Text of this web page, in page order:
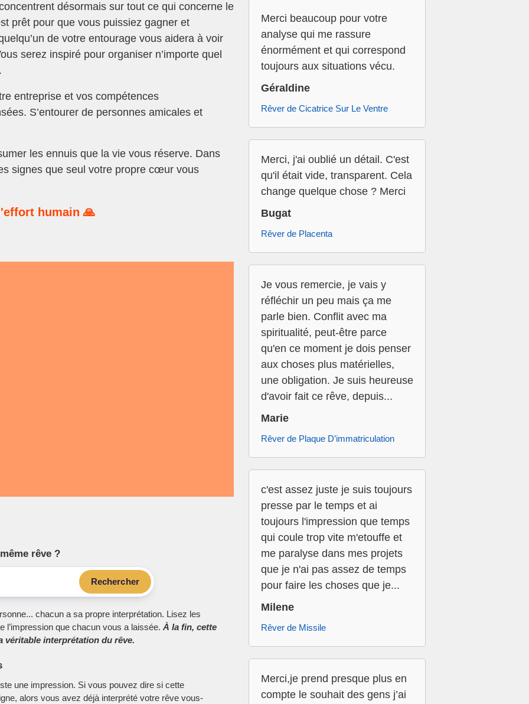
désormais sur tout ce qui concerne le
prêt pour que vous puissiez gagner et
de votre entourage vous aidera à voir
serez inspiré pour organiser n’importe quel
entreprise et vos compétences
S’entourer de personnes amicales et
les ennuis que la vie vous réserve. Dans
signes que seul votre propre cœur vous
humain 🙏
rêve ?
Rechercher
chacun a sa propre interprétation. Lisez les
l’impression que chacun vous a laissée. À la fin, cette
véritable interprétation du rêve.
une impression. Si vous pouvez dire si cette
alors vous avez déjà interprété votre rêve vous-
Merci beaucoup pour votre
analyse qui me rassure
énormément et qui correspond
toujours aux situations vécu.
Géraldine
Rêver de Cicatrice Sur Le Ventre
Merci, j'ai oublié un détail. C'est
qu'il était vide, transparent. Cela
change quelque chose ? Merci
Bugat
Rêver de Placenta
Je vous remercie, je vais y
réfléchir un peu mais ça me
parle bien. Conflit avec ma
spiritualité, peut-être parce
qu'en ce moment je dois penser
aux choses plus matérielles,
une obligation. Je suis heureuse
d'avoir fait ce rêve, depuis...
Marie
Rêver de Plaque D’immatriculation
c'est assez juste je suis toujours
presse par le temps et ai
toujours l'impression que temps
qui coule trop vite m'etouffe et
me paralyse dans mes projets
que je n'ai pas assez de temps
pour faire les choses que je...
Milene
Rêver de Missile
Merci,je prend presque plus en
compte le souhait des gens j’ai